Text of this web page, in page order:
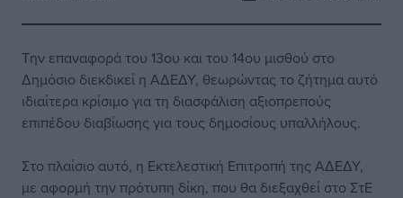
Την επαναφορά του 13ου και του 14ου μισθού στο
Δημόσιο διεκδικεί η ΑΔΕΔΥ, θεωρώντας το ζήτημα αυτό
ιδιαίτερα κρίσιμο για τη διασφάλιση αξιοπρεπούς
επιπέδου διαβίωσης για τους δημοσίους υπαλλήλους.
Στο πλαίσιο αυτό, η Εκτελεστική Επιτροπή της ΑΔΕΔΥ,
με αφορμή την πρότυπη δίκη, που θα διεξαχθεί στο ΣτΕ